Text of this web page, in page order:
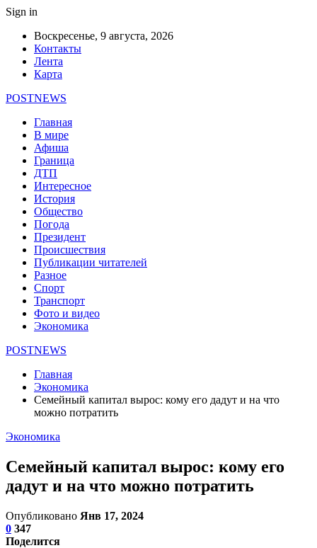
Sign in
Воскресенье, 9 августа, 2026
Контакты
Лента
Карта
POSTNEWS
Главная
В мире
Афиша
Граница
ДТП
Интересное
История
Общество
Погода
Президент
Происшествия
Публикации читателей
Разное
Спорт
Транспорт
Фото и видео
Экономика
POSTNEWS
Главная
Экономика
Семейный капитал вырос: кому его дадут и на что
можно потратить
Экономика
Семейный капитал вырос: кому его
дадут и на что можно потратить
Опубликовано Янв 17, 2024
0 347
Поделится